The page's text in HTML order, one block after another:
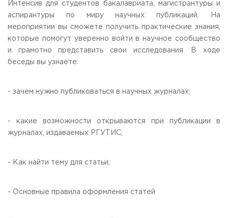
Профком
Конкурс ППС
E-MAIL
priem@rguts.ru - Приемная комиссия
ГРАФИК И РЕЖИМ РАБОТЫ
сб-вс: выходной
вс: выходной.
Интенсив для студентов бакалавриата, магистрантуры и
аспирантуры по миру научных публикаций. На
мероприятии вы сможете получить практические знания,
которые помогут уверенно войти в научное сообщество
и грамотно представить свои исследования. В ходе
беседы вы узнаете:
- зачем нужно публиковаться в научных журналах;
- какие возможности открываются при публикации в
журналах, издаваемых РГУТИС;
- Как найти тему для статьи;
- Основные правила оформления статей